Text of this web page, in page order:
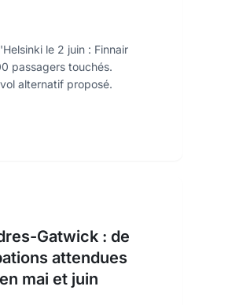
le 2 juin : Finnair
passagers touchés.
alternatif proposé.
Gatwick : de
attendues
mai et juin